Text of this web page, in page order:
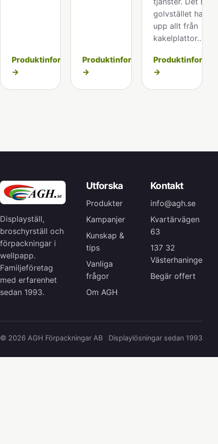
Produktinformation
→
Produktinformation
→
golvstället har
upp allt från
kakelplattor…
→
Displayställ,
broschyrställ och
förpackningar i
wellpapp.
Familjeföretag
med erfarenhet
sedan 1993.
Utforska
Produkter
Kampanjer
Kunskap &
tips
Vanliga
frågor
Om AGH
Kontakt
info@agh.se
Kvartärvägen
63
137 32
Västerhaninge
Begär offert
© 2026 AGH Förpackningar AB Displaylösningar sedan 1993